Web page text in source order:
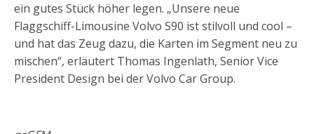
ein gutes Stück höher legen. „Unsere neue
Flaggschiff-Limousine Volvo S90 ist stilvoll und cool –
und hat das Zeug dazu, die Karten im Segment neu zu
mischen“, erläutert Thomas Ingenlath, Senior Vice
President Design bei der Volvo Car Group.